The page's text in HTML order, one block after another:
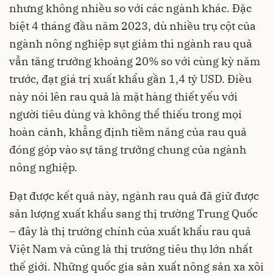
nhưng không nhiều so với các ngành khác. Đặc
biệt 4 tháng đầu năm 2023, dù nhiều trụ cột của
ngành nông nghiệp sụt giảm thì ngành rau quả
vẫn tăng trưởng khoảng 20% so với cùng kỳ năm
trước, đạt giá trị xuất khẩu gần 1,4 tỷ USD. Điều
này nói lên rau quả là mặt hàng thiết yếu với
người tiêu dùng và không thể thiếu trong mọi
hoàn cảnh, khẳng định tiềm năng của rau quả
đóng góp vào sự tăng trưởng chung của ngành
nông nghiệp.
Đạt được kết quả này, ngành rau quả đã giữ được
sản lượng xuất khẩu sang thị trường Trung Quốc
– đây là thị trường chính của xuất khẩu rau quả
Việt Nam và cũng là thị trường tiêu thụ lớn nhất
thế giới. Những quốc gia sản xuất nông sản xa xôi